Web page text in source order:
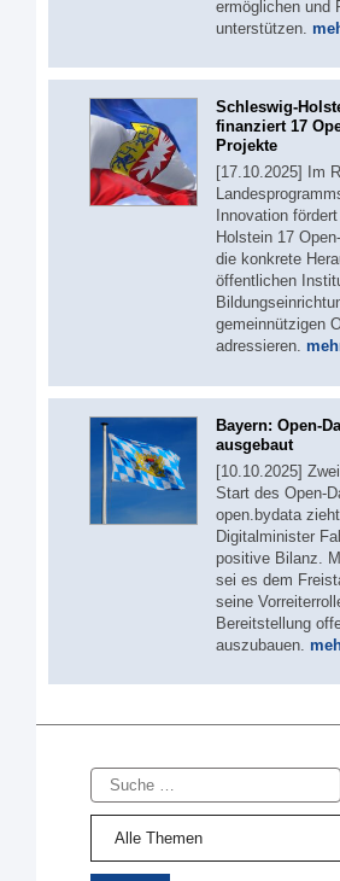
ermöglichen und
unterstützen.
Schleswig-
finanziert 17
Projekte
[17.10.2025] Im
Innovation
Holstein 17
die konkrete
öffentlichen
gemeinnützigen
adressieren.
Bayern: Open-
ausgebaut
[10.10.2025]
Start des Open-
open.bydata
Digitalminister
positive Bilanz.
sei es dem
seine
Bereitstellung
auszubauen.
Suche